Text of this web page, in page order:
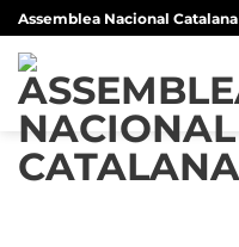
Skip
to
content
Assemblea Nacional Catalana